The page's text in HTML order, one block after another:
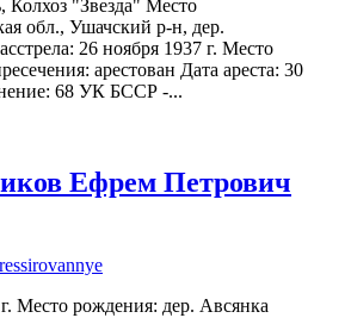
Колхоз "Звезда" Место
обл., Ушачский р-н, дер.
26 ноября 1937 г. Место
арестован Дата ареста: 30
68 УК БССР -...
Ефрем Петрович
Место рождения: дер. Авсянка